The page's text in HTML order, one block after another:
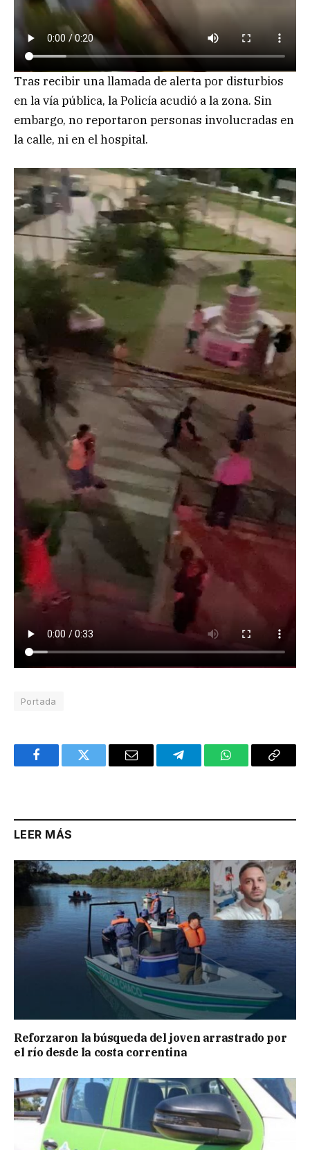
Tras recibir una llamada de alerta por disturbios
en la vía pública, la Policía acudió a la zona. Sin
embargo, no reportaron personas involucradas en
la calle, ni en el hospital.
Portada
FacebookTwitter Email TelegramWhatsAppCopy
LEER MÁS
Reforzaron la búsqueda del joven arrastrado por
el río desde la costa correntina